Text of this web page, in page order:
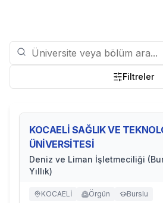
Filtreler
KOCAELİ SAĞLIK VE
ÜNİVERSİTESİ
Deniz ve Liman İşletmeciliği
Yıllık)
KOCAELİ Örgün Burslu